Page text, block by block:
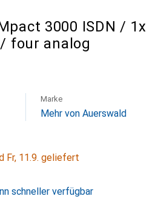
3000 ISDN / 1x
four analog
Marke
Mehr von Auerswald
Fr, 11.9. geliefert
schneller verfügbar